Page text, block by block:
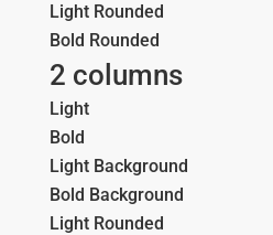
Light Rounded
Bold Rounded
2 columns
Light
Bold
Light Background
Bold Background
Light Rounded